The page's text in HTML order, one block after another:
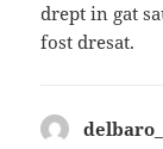
drept in gat
fost dresat.